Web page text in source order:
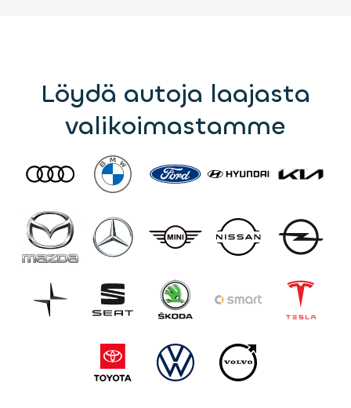
Löydä autoja laajasta
valikoimastamme